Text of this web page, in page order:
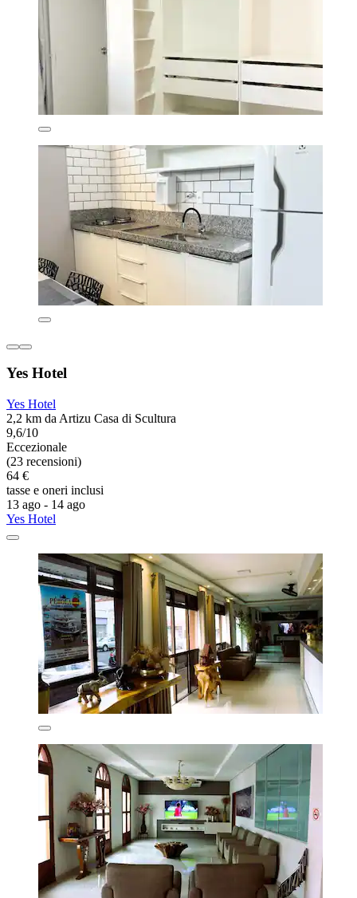
Yes Hotel
Yes Hotel
2,2 km da Artizu Casa di Scultura
9,6/10
Eccezionale
(23 recensioni)
64 €
tasse e oneri inclusi
13 ago - 14 ago
Yes Hotel